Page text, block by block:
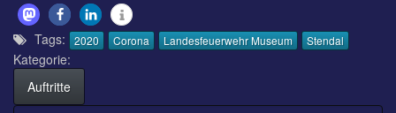
Tags: 2020 Corona Landesfeuerwehr Museum Stendal
Kategorie:
Auftritte